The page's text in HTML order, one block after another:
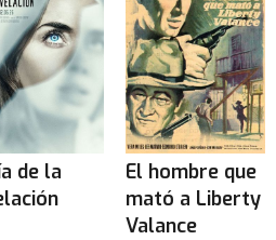
de la
El hombre que
mató a Liberty
Valance